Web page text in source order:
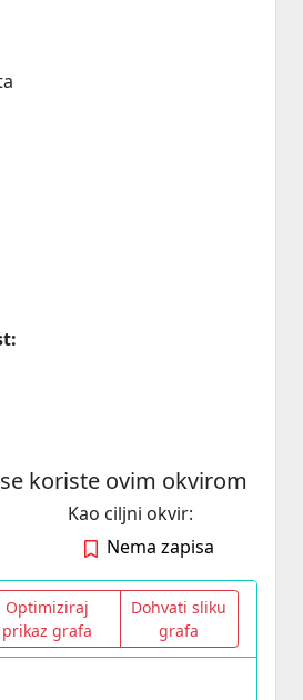
koriste ovim okvirom
Kao ciljni okvir:
Nema zapisa
Optimiziraj
prikaz grafa
Dohvati sliku
grafa